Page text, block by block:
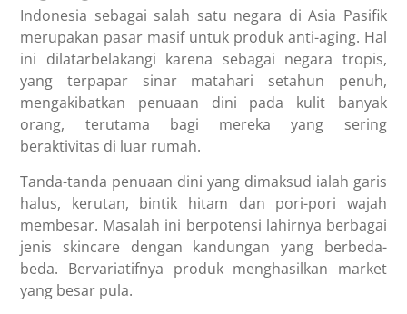
Indonesia sebagai salah satu negara di Asia Pasifik
merupakan pasar masif untuk produk anti-aging. Hal
ini dilatarbelakangi karena sebagai negara tropis,
yang terpapar sinar matahari setahun penuh,
mengakibatkan penuaan dini pada kulit banyak
orang, terutama bagi mereka yang sering
beraktivitas di luar rumah.
Tanda-tanda penuaan dini yang dimaksud ialah garis
halus, kerutan, bintik hitam dan pori-pori wajah
membesar. Masalah ini berpotensi lahirnya berbagai
jenis skincare dengan kandungan yang berbeda-
beda. Bervariatifnya produk menghasilkan market
yang besar pula.